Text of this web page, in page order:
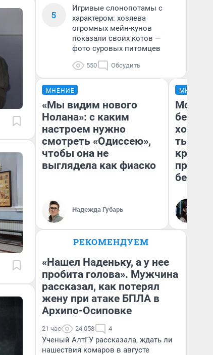
5
Игривые слонопотамы с
характером: хозяева
огромных мейн-кунов
показали своих котов —
фото суровых питомцев
550 Обсудить
МНЕНИЕ
«Мы видим нового
Нолана»: с каким
настроем нужно
смотреть «Одиссею»,
чтобы она не
выглядела как фиаско
Надежда Губарь
МНЕНИЕ
Мой
хотела
тысяч,
РЕКОМЕНДУЕМ
«Нашел Наденьку, а у нее
пробита голова». Мужчина
рассказал, как потерял
жену при атаке БПЛА в
Архипо-Осиповке
21 час 24 058 4
Ученый АлтГУ рассказала, ждать ли
нашествия комаров в августе